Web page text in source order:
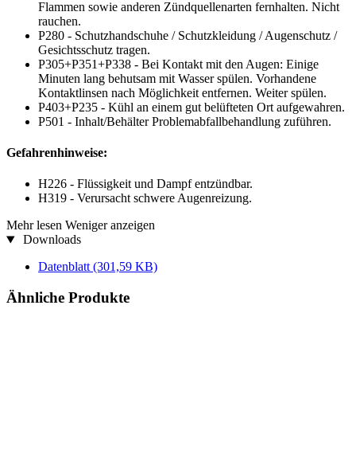
Flammen sowie anderen Zündquellenarten fernhalten. Nicht
rauchen.
P280 - Schutzhandschuhe / Schutzkleidung / Augenschutz /
Gesichtsschutz tragen.
P305+P351+P338 - Bei Kontakt mit den Augen: Einige
Minuten lang behutsam mit Wasser spülen. Vorhandene
Kontaktlinsen nach Möglichkeit entfernen. Weiter spülen.
P403+P235 - Kühl an einem gut belüfteten Ort aufgewahren.
P501 - Inhalt/Behälter Problemabfallbehandlung zuführen.
Gefahrenhinweise:
H226 - Flüssigkeit und Dampf entzündbar.
H319 - Verursacht schwere Augenreizung.
Mehr lesen Weniger anzeigen
Downloads
Datenblatt (301,59 KB)
Ähnliche Produkte